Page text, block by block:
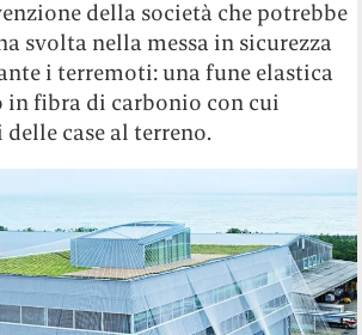
della società che potrebbe
svolta nella messa in sicurezza
i terremoti: una fune elastica
in fibra di carbonio con cui
delle case al terreno.